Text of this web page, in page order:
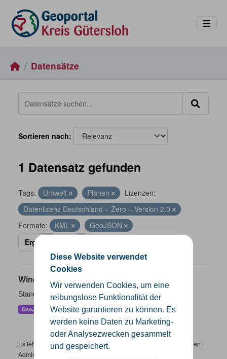
Diese Website verwendet
Cookies
Wir verwenden Cookies, um eine
reibungslose Funktionalität der
Website garantieren zu können. Es
werden keine Daten zu Marketing-
oder Analysezwecken gesammelt
und gespeichert.
Datensätze
Sortieren nach
1 Datensatz gefunden
Tags: Umwelt Planen
Lizenzen:
Datenlizenz Deutschland – Zero – Version 2.0
Formate:
KML
GeoJSON
Ergebnisse filtern
Windenergieanlagen
Standorte der Windenergieanlagen im Kreis Gütersloh
GeoJSON KML SHP
Es fehlen spezifische Datensätze? Wenden Sie sich bitte an einen
Administrator unter: